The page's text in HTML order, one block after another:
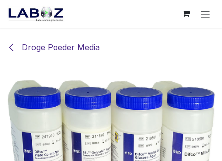
Overslaan naar inhoud
Droge Poeder Media